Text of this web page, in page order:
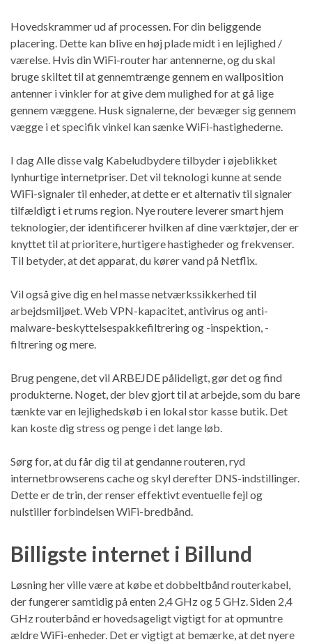
Hovedskrammer ud af processen. For din beliggende
placering. Dette kan blive en høj plade midt i en lejlighed /
værelse. Hvis din WiFi-router har antennerne, og du skal
bruge skiltet til at gennemtrænge gennem en wallposition
antenner i vinkler for at give dem mulighed for at gå lige
gennem væggene. Husk signalerne, der bevæger sig gennem
vægge i et specifik vinkel kan sænke WiFi-hastighederne.
I dag Alle disse valg Kabeludbydere tilbyder i øjeblikket
lynhurtige internetpriser. Det vil teknologi kunne at sende
WiFi-signaler til enheder, at dette er et alternativ til signaler
tilfældigt i et rums region. Nye routere leverer smart hjem
teknologier, der identificerer hvilken af ​​dine værktøjer, der er
knyttet til at prioritere, hurtigere hastigheder og frekvenser.
Til betyder, at det apparat, du kører vand på Netflix.
Vil også give dig en hel masse netværkssikkerhed til
arbejdsmiljøet. Web VPN-kapacitet, antivirus og anti-
malware-beskyttelsespakkefiltrering og -inspektion, -
filtrering og mere.
Brug pengene, det vil ARBEJDE pålideligt, gør det og find
produkterne. Noget, der blev gjort til at arbejde, som du bare
tænkte var en lejlighedskøb i en lokal stor kasse butik. Det
kan koste dig stress og penge i det lange løb.
Sørg for, at du får dig til at gendanne routeren, ryd
internetbrowserens cache og skyl derefter DNS-indstillinger.
Dette er de trin, der renser effektivt eventuelle fejl og
nulstiller forbindelsen WiFi-bredbånd.
Billigste internet i Billund
Løsning her ville være at købe et dobbeltbånd routerkabel,
der fungerer samtidig på enten 2,4 GHz og 5 GHz. Siden 2,4
GHz routerbånd er hovedsageligt vigtigt for at opmuntre
ældre WiFi-enheder. Det er vigtigt at bemærke, at det nyere